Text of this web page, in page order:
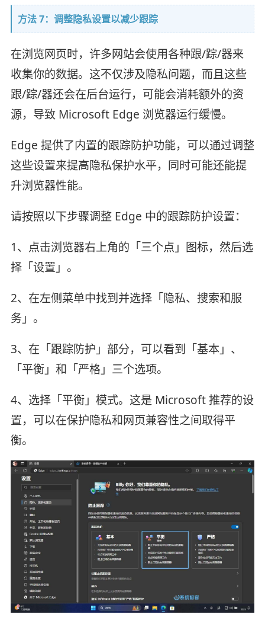
方法 7：调整隐私设置以减少跟踪
在浏览网页时，许多网站会使用各种跟/踪/器来
收集你的数据。这不仅涉及隐私问题，而且这些
跟/踪/器还会在后台运行，可能会消耗额外的资
源，导致 Microsoft Edge 浏览器运行缓慢。
Edge 提供了内置的跟踪防护功能，可以通过调整
这些设置来提高隐私保护水平，同时可能还能提
升浏览器性能。
请按照以下步骤调整 Edge 中的跟踪防护设置：
1、点击浏览器右上角的「三个点」图标，然后选
择「设置」。
2、在左侧菜单中找到并选择「隐私、搜索和服
务」。
3、在「跟踪防护」部分，可以看到「基本」、
「平衡」和「严格」三个选项。
4、选择「平衡」模式。这是 Microsoft 推荐的设
置，可以在保护隐私和网页兼容性之间取得平
衡。